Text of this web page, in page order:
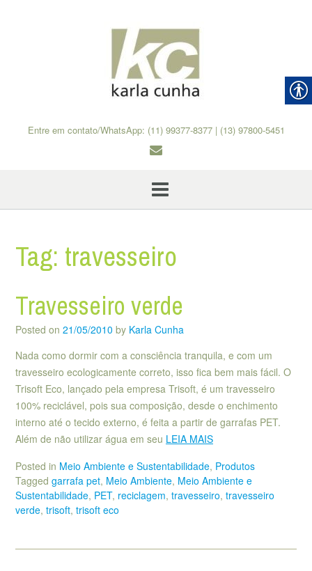
Entre em contato/WhatsApp: (11) 99377-8377 | (13) 97800-5451
Tag: travesseiro
Travesseiro verde
Posted on 21/05/2010 by Karla Cunha
Nada como dormir com a consciência tranquila, e com um
travesseiro ecologicamente correto, isso fica bem mais fácil. O
Trisoft Eco, lançado pela empresa Trisoft, é um travesseiro
100% reciclável, pois sua composição, desde o enchimento
interno até o tecido externo, é feita a partir de garrafas PET.
Além de não utilizar água em seu LEIA MAIS
Posted in Meio Ambiente e Sustentabilidade, Produtos
Tagged garrafa pet, Meio Ambiente, Meio Ambiente e
Sustentabilidade, PET, reciclagem, travesseiro, travesseiro
verde, trisoft, trisoft eco